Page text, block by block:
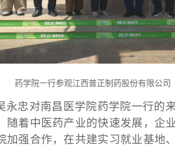
药学院一行参观江西普正制药股份有限公司
永忠对南昌医学院药学院一行的
随着中医药产业的快速发展，企
加强合作，在共建实习就业基地